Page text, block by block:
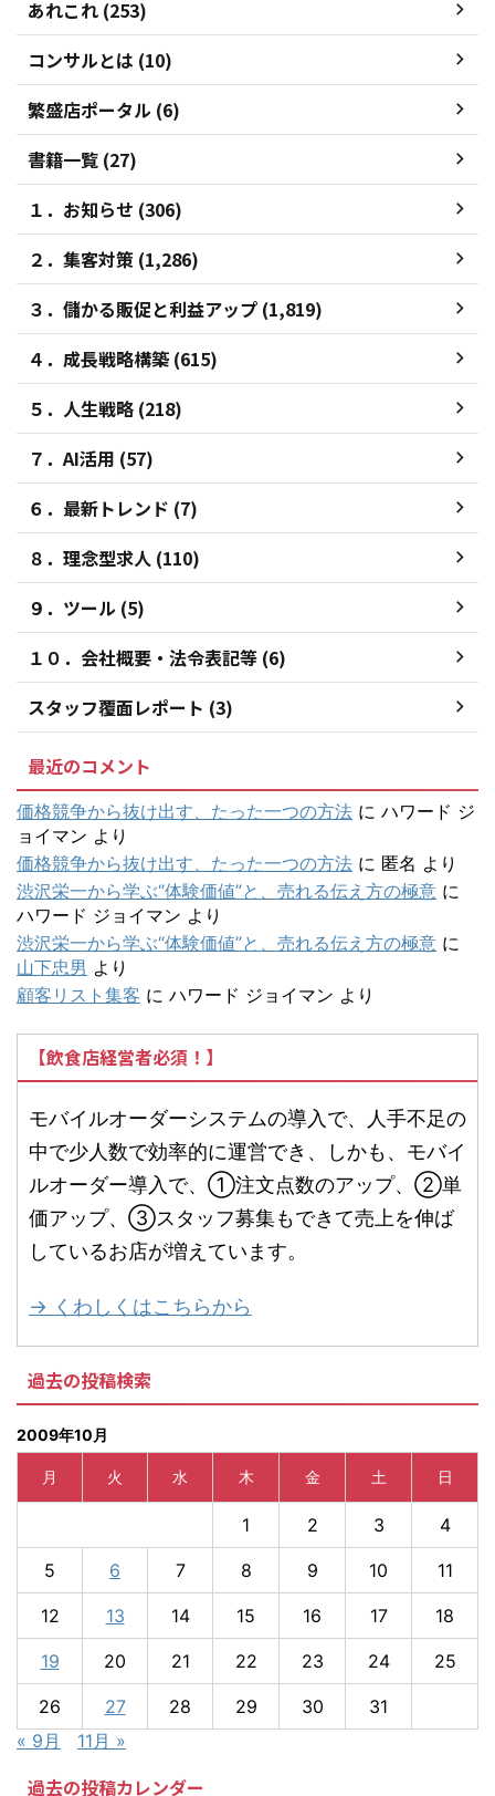
あれこれ (253)
コンサルとは (10)
繁盛店ポータル (6)
書籍一覧 (27)
１．お知らせ (306)
２．集客対策 (1,286)
３．儲かる販促と利益アップ (1,819)
４．成長戦略構築 (615)
５．人生戦略 (218)
７．AI活用 (57)
６．最新トレンド (7)
８．理念型求人 (110)
９．ツール (5)
１０．会社概要・法令表記等 (6)
スタッフ覆面レポート (3)
最近のコメント
価格競争から抜け出す、たった一つの方法 に ハワード ジ
ョイマン より
価格競争から抜け出す、たった一つの方法 に 匿名 より
渋沢栄一から学ぶ“体験価値”と、売れる伝え方の極意 に
ハワード ジョイマン より
渋沢栄一から学ぶ“体験価値”と、売れる伝え方の極意 に
山下忠男 より
顧客リスト集客 に ハワード ジョイマン より
【飲食店経営者必須！】
モバイルオーダーシステムの導入で、人手不足の
中で少人数で効率的に運営でき、しかも、モバイ
ルオーダー導入で、①注文点数のアップ、②単
価アップ、③スタッフ募集もできて売上を伸ば
しているお店が増えています。
→ くわしくはこちらから
過去の投稿検索
2009年10月
月 火 水 木 金 土 日
1 2 3 4
5 6 7 8 9 10 11
12 13 14 15 16 17 18
19 20 21 22 23 24 25
26 27 28 29 30
31
« 9月
11月 »
過去の投稿カレンダー